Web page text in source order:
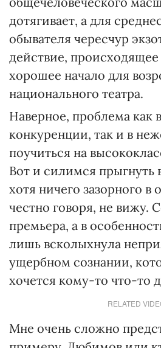
дотягивает, а для
обывателя чересчур
действие,
хорошее начало для
национального театра.
Наверное, проблема как
конкуренции, так и в
поучиться на
Вот и силимся прыгнуть
хотя ничего зазорного
честно говоря, не вижу.
премьера, а в
лишь всколыхнула
ущербном сознании,
хочется кому-то что-то
RELATED
Мне очень сложно